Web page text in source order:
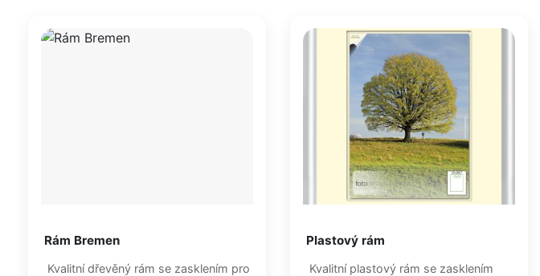
Rám Bremen
Kvalitní dřevěný rám se zasklením pro
Plastový rám
Kvalitní plastový rám se zasklením